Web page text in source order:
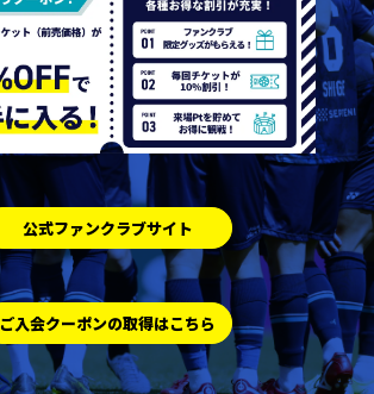
公式ファンクラブサイト
ご入会クーポンの取得はこちら